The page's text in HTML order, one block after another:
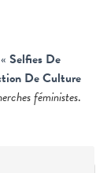
« Selfies De
De Culture
féministes.